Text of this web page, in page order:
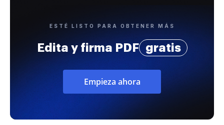
ESTÉ LISTO PARA OBTENER MÁS
Edita y firma PDF gratis
Empieza ahora